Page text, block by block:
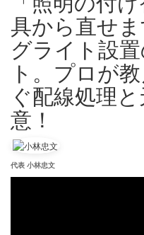
具から直せ
グライト設
ト。プロが
ぐ配線処理
意！
代表 小林忠文